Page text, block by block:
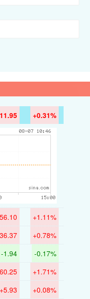
+0.31%
+1.11%
+0.78%
-1.94 -0.17%
+1.71%
+5.93 +0.08%